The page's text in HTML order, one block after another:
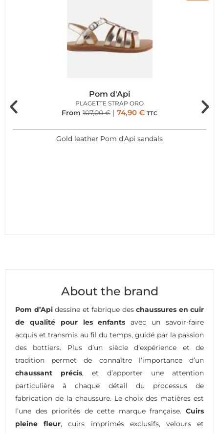
Pom d'Api
PLAGETTE STRAP ORO
From 107,00€ 74,90 € TTC
Gold leather Pom d'Api sandals
About the brand
Pom d’Apidessine et fabrique des chaussures en cuir
de qualité pour les enfants avec un savoir-faire
acquis et transmis au fil du temps, guidé par la passion
des bottiers. Plus d’un siècle d’expérience et de
tradition permet de connaître l’importance d’un
chaussant précis, et d’apporter une attention
particulière à chaque détail du processus de
fabrication de la chaussure. Le choix des matières est
l’une des priorités de cette marque française. Cuirs
pleine fleur, cuirs imprimés exclusifs, velours et